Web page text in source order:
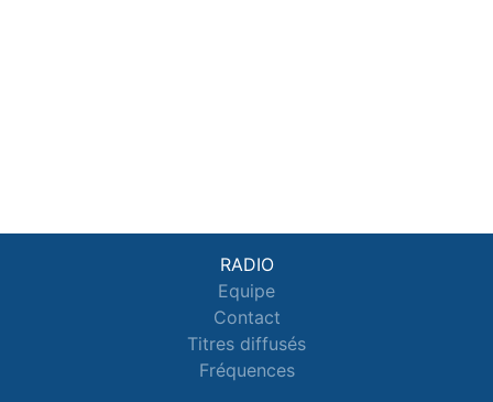
RADIO
Equipe
Contact
Titres diffusés
Fréquences